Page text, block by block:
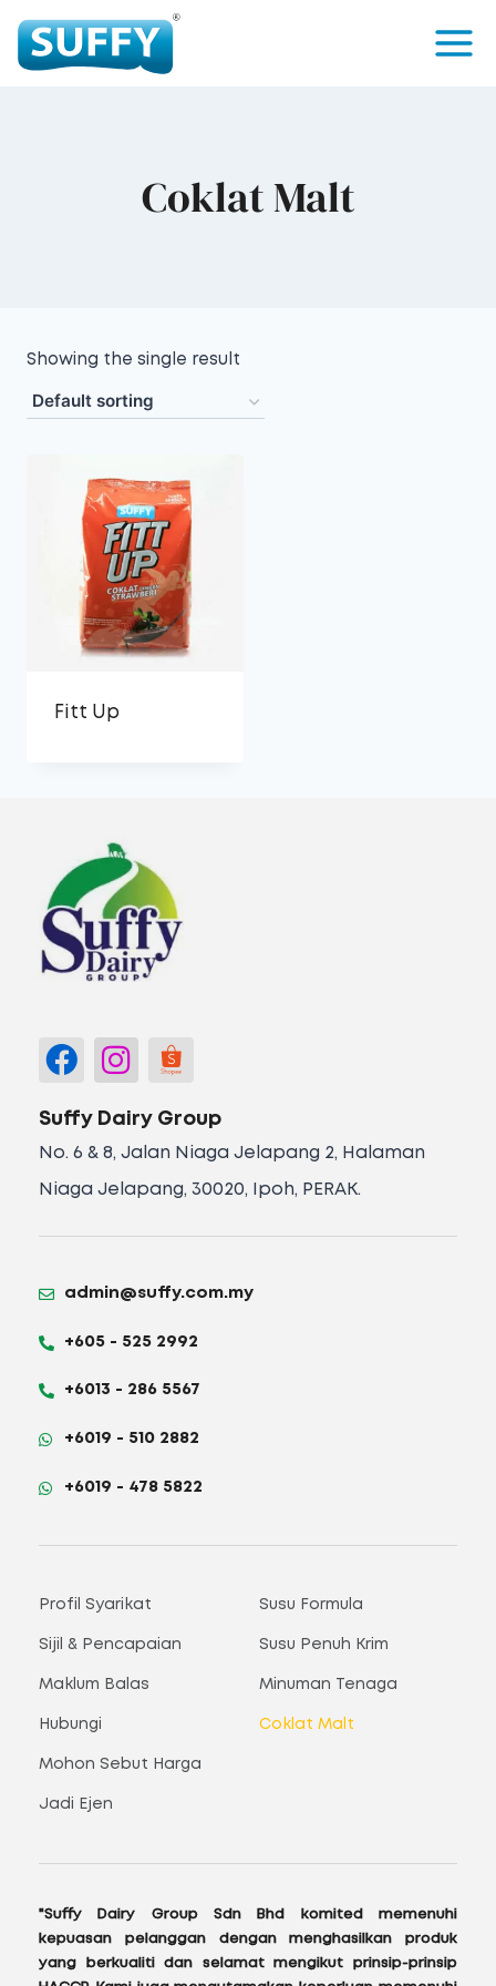
Coklat Malt
Showing the single result
Fitt Up
Suffy Dairy Group
No. 6 & 8, Jalan Niaga Jelapang 2, Halaman
Niaga Jelapang, 30020, Ipoh, PERAK.
admin@suffy.com.my
+605 - 525 2992
+6013 - 286 5567
+6019 - 510 2882
+6019 - 478 5822
Profil Syarikat
Sijil & Pencapaian
Maklum Balas
Hubungi
Mohon Sebut Harga
Jadi Ejen
Susu Formula
Susu Penuh Krim
Minuman Tenaga
Coklat Malt
"Suffy Dairy Group Sdn Bhd komited memenuhi
kepuasan pelanggan dengan menghasilkan produk
yang berkualiti dan selamat mengikut prinsip-prinsip